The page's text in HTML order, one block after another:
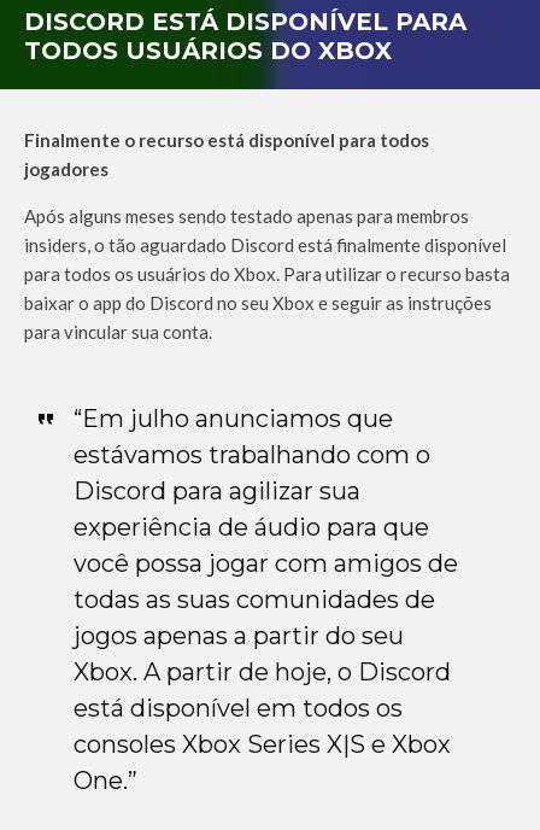
DISCORD ESTÁ DISPONÍVEL PARA
TODOS USUÁRIOS DO XBOX
Finalmente o recurso está disponível para todos
jogadores
Após alguns meses sendo testado apenas para membros
insiders, o tão aguardado Discord está finalmente disponível
para todos os usuários do Xbox. Para utilizar o recurso basta
baixar o app do Discord no seu Xbox e seguir as instruções
para vincular sua conta.
“Em julho anunciamos que
estávamos trabalhando com o
Discord para agilizar sua
experiência de áudio para que
você possa jogar com amigos de
todas as suas comunidades de
jogos apenas a partir do seu
Xbox. A partir de hoje, o Discord
está disponível em todos os
consoles Xbox Series X|S e Xbox
One.”